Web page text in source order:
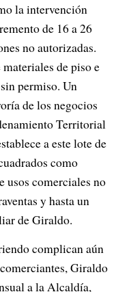
la intervención
de 16 a 26
no autorizadas.
de piso e
permiso. Un
de los negocios
Territorial
a este lote de
como
usos comerciales no
y hasta un
de Giraldo.
complican aún
Giraldo
a la Alcaldía,